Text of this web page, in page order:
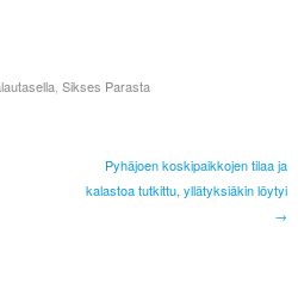
, Sikses Parasta
Pyhäjoen koskipaikkojen tilaa ja
kalastoa tutkittu, yllätyksiäkin löytyi
→